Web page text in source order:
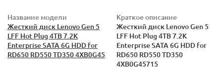
Название модели
Жесткий диск Lenovo Gen 5
LFF Hot Plug 4TB 7.2K
Enterprise SATA 6G HDD for
RD650 RD550 TD350 4XB0G45
Краткое описание
Жесткий диск Lenovo Gen 5
LFF Hot Plug 4TB 7.2K
Enterprise SATA 6G HDD for
RD650 RD550 TD350
4XB0G45715